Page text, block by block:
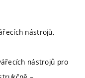
nástrojů,
nástrojů pro